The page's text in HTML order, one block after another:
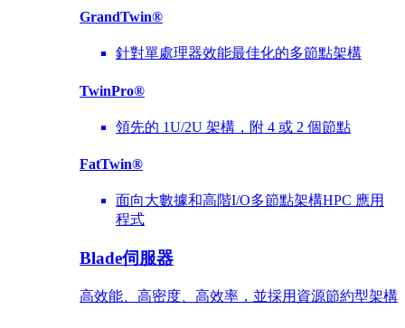
GrandTwin®
針對單處理器效能最佳化的多節點架構
TwinPro®
領先的 1U/2U 架構，附 4 或 2 個節點
FatTwin®
面向大數據和高階I/O多節點架構HPC 應用
程式
Blade伺服器
高效能、高密度、高效率，並採用資源節約型架構